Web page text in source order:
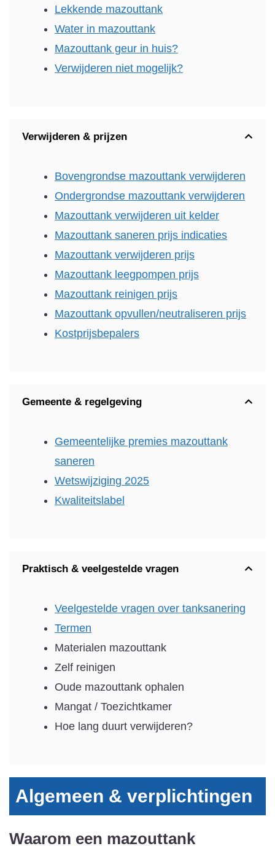
Lekkende mazouttank
Water in mazouttank
Mazouttank geur in huis?
Verwijderen niet mogelijk?
Verwijderen & prijzen
Bovengrondse mazouttank verwijderen
Ondergrondse mazouttank verwijderen
Mazouttank verwijderen uit kelder
Mazouttank saneren prijs indicaties
Mazouttank verwijderen prijs
Mazouttank leegpompen prijs
Mazouttank reinigen prijs
Mazouttank opvullen/neutraliseren prijs
Kostprijsbepalers
Gemeente & regelgeving
Gemeentelijke premies mazouttank
saneren
Wetswijziging 2025
Kwaliteitslabel
Praktisch & veelgestelde vragen
Veelgestelde vragen over tanksanering
Termen
Materialen mazouttank
Zelf reinigen
Oude mazouttank ophalen
Mangat / Toezichtkamer
Hoe lang duurt verwijderen?
Algemeen & verplichtingen
Waarom een mazouttank